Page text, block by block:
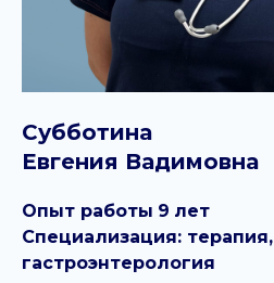
Субботина
Евгения Вадимовна
Опыт работы 9 лет
Специализация: терапия,
гастроэнтерология